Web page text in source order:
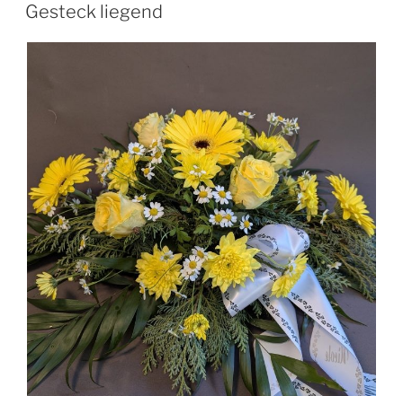
Gesteck liegend